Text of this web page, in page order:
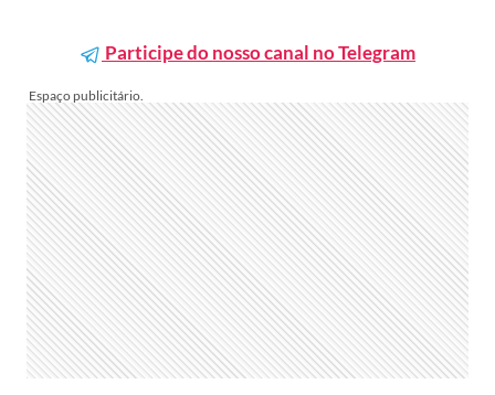
Participe do nosso canal no Telegram